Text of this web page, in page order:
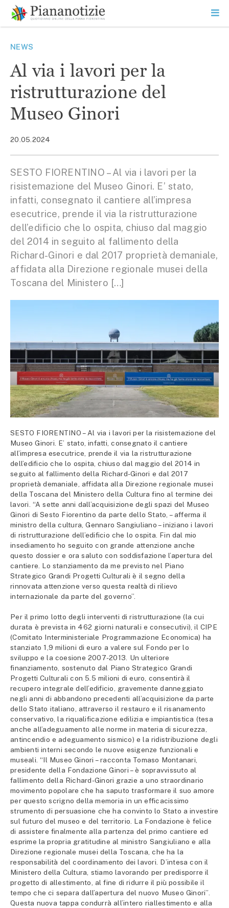
contenuto
SEARCH
NEWS
Al via i lavori per la
ristrutturazione del
Museo Ginori
20.05.2024
SESTO FIORENTINO – Al via i lavori per la
risistemazione del Museo Ginori. E’ stato,
infatti, consegnato il cantiere all’impresa
esecutrice, prende il via la ristrutturazione
dell’edificio che lo ospita, chiuso dal maggio
del 2014 in seguito al fallimento della
Richard-Ginori e dal 2017 proprietà demaniale,
affidata alla Direzione regionale musei della
Toscana del Ministero […]
SESTO FIORENTINO – Al via i lavori per la risistemazione del
Museo Ginori. E’ stato, infatti, consegnato il cantiere
all’impresa esecutrice, prende il via la ristrutturazione
dell’edificio che lo ospita, chiuso dal maggio del 2014 in
seguito al fallimento della Richard-Ginori e dal 2017
proprietà demaniale, affidata alla Direzione regionale musei
della Toscana del Ministero della Cultura fino al termine dei
lavori. “A sette anni dall’acquisizione degli spazi del Museo
Ginori di Sesto Fiorentino da parte dello Stato, – afferma il
ministro della cultura, Gennaro Sangiuliano – iniziano i lavori
di ristrutturazione dell’edificio che lo ospita. Fin dal mio
insediamento ho seguito con grande attenzione anche
questo dossier e ora saluto con soddisfazione l’apertura del
cantiere. Lo stanziamento da me previsto nel Piano
Strategico Grandi Progetti Culturali è il segno della
rinnovata attenzione verso questa realtà di rilievo
internazionale da parte del governo”.
Per il primo lotto degli interventi di ristrutturazione (la cui
durata è prevista in 462 giorni naturali e consecutivi), il CIPE
(Comitato Interministeriale Programmazione Economica) ha
stanziato 1,9 milioni di euro a valere sul Fondo per lo
sviluppo e la coesione 2007-2013. Un ulteriore
finanziamento, sostenuto dal Piano Strategico Grandi
Progetti Culturali con 5.5 milioni di euro, consentirà il
recupero integrale dell’edificio, gravemente danneggiato
negli anni di abbandono precedenti all’acquisizione da parte
dello Stato italiano, attraverso il restauro e il risanamento
conservativo, la riqualificazione edilizia e impiantistica (tesa
anche all’adeguamento alle norme in materia di sicurezza,
antincendio e adeguamento sismico) e la ridistribuzione degli
ambienti interni secondo le nuove esigenze funzionali e
museali. “Il Museo Ginori – racconta Tomaso Montanari,
presidente della Fondazione Ginori – è sopravvissuto al
fallimento della Richard-Ginori grazie a uno straordinario
movimento popolare che ha saputo trasformare il suo amore
per questo scrigno della memoria in un efficacissimo
strumento di persuasione che ha convinto lo Stato a investire
sul futuro del museo e del territorio. La Fondazione è felice
di assistere finalmente alla partenza del primo cantiere ed
esprime la propria gratitudine al ministro Sangiuliano e alla
Direzione regionale musei della Toscana, che ha la
responsabilità del coordinamento dei lavori. D’intesa con il
Ministero della Cultura, stiamo lavorando per predisporre il
progetto di allestimento, al fine di ridurre il più possibile il
tempo che ci separa dall’apertura del nuovo Museo Ginori”.
Questa nuova tappa condurrà all’intero riallestimento e alla